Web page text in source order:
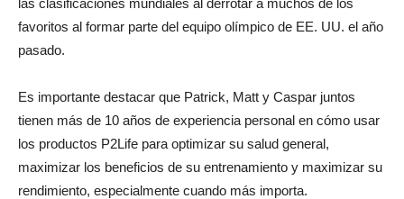
las clasificaciones mundiales al derrotar a muchos de los
favoritos al formar parte del equipo olímpico de EE. UU. el año
pasado.
Es importante destacar que Patrick, Matt y Caspar juntos
tienen más de 10 años de experiencia personal en cómo usar
los productos P2Life para optimizar su salud general,
maximizar los beneficios de su entrenamiento y maximizar su
rendimiento, especialmente cuando más importa.